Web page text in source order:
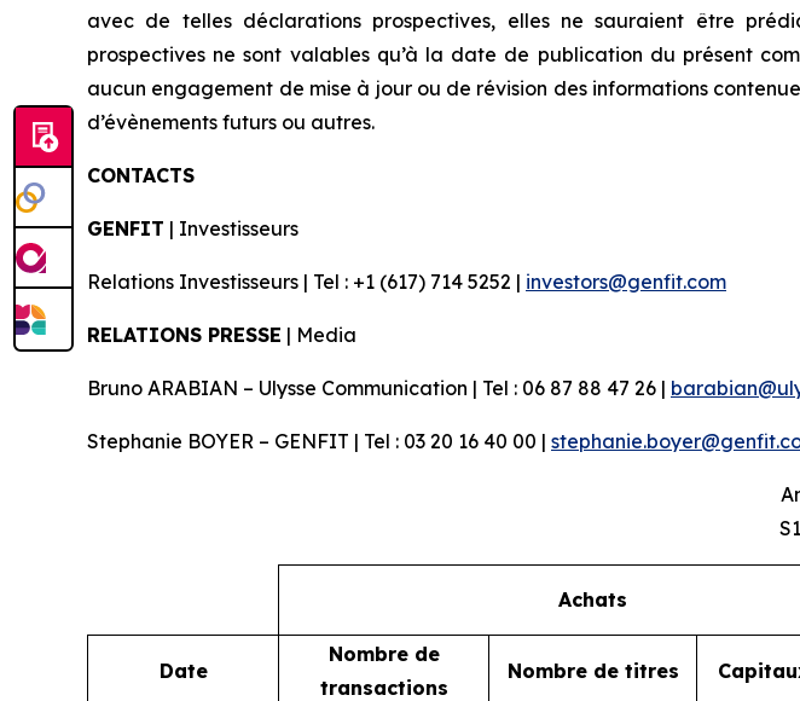
avec de telles déclarations prospectives, elles ne sauraient être
prospectives ne sont valables qu’à la date de publication du présent
aucun engagement de mise à jour ou de révision des informations
d’évènements futurs ou autres.
CONTACTS
GENFIT | Investisseurs
Relations Investisseurs | Tel : +1 (617) 714 5252 | investors@genfit.com
RELATIONS PRESSE | Media
Bruno ARABIAN – Ulysse Communication | Tel : 06 87 88 47 26 |
Stephanie BOYER – GENFIT | Tel : 03 20 16 40 00 |
Achats
Date
Nombre de
transactions
Nombre de titres